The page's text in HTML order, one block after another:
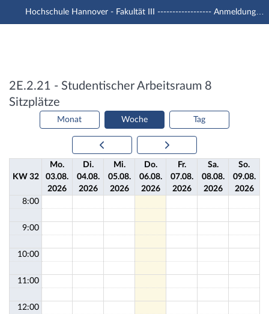
Hauptnavigation
Hochschule Hannover - Fakultät III ------------------ Anmeldung mit -u1 Account
Belegungsplan: Raum 2E.2.21 -
2E.2.21 - Studentischer Arbeitsraum 8
Sitzplätze
Monat Woche Tag
KW 32
Mo.
03.08.
2026
Di.
04.08.
2026
Mi.
05.08.
2026
Do.
06.08.
2026
Fr.
07.08.
2026
Sa.
08.08.
2026
So.
09.08.
2026
8:00
9:00
10:00
11:00
12:00